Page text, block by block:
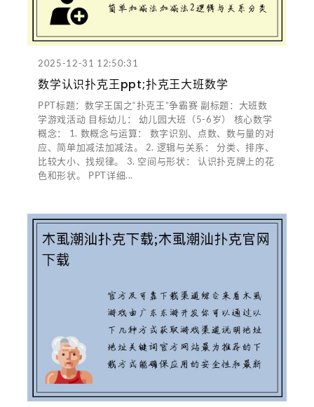
2025-12-31 12:50:31
数学认识扑克王ppt;扑克王大班数学
PPT标题：数学王国之“扑克王”争霸赛 副标题：大班数
学游戏活动 目标幼儿： 幼儿园大班（5-6岁） 核心数学
概念： 1. 数概念与运算： 数字识别、点数、数与量的对
应、简单加减法加减法。 2. 逻辑与关系： 分类、排序、
比较大小、找规律。 3. 空间与形状： 认识扑克牌上的花
色和形状。 PPT详细...